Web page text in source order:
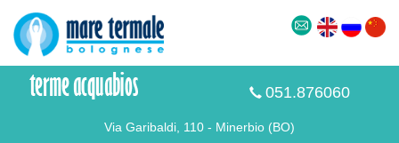
051.876060
Via Garibaldi, 110 - Minerbio (BO)